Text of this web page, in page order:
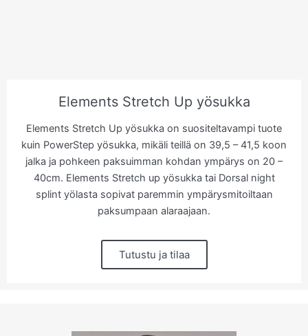
Elements Stretch Up yösukka
Elements Stretch Up yösukka on suositeltavampi tuote
kuin PowerStep yösukka, mikäli teillä on 39,5 – 41,5 koon
jalka ja pohkeen paksuimman kohdan ympärys on 20 –
40cm. Elements Stretch up yösukka tai Dorsal night
splint yölasta sopivat paremmin ympärysmitoiltaan
paksumpaan alaraajaan.
Tutustu ja tilaa